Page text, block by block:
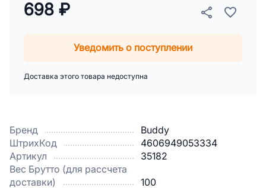
Бренд
Buddy
ШтрихКод
4606949053334
Артикул
35182
Вес Брутто (для рассчета
доставки)
100
698 ₽
Уведомить о поступлении
Доставка этого товара недоступна